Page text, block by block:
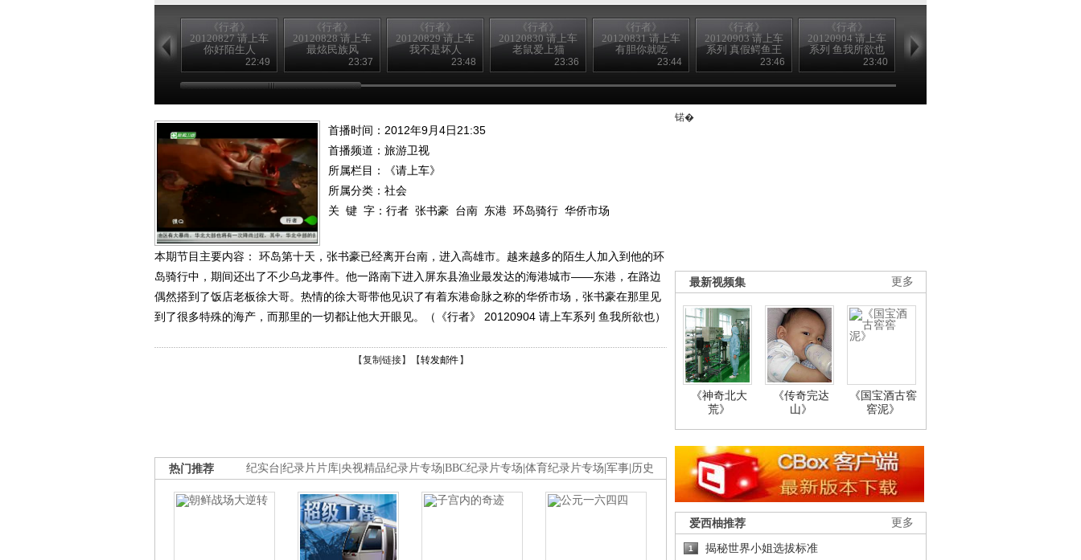
《行者》
20120827 请上车
你好陌生人
22:49
《行者》
20120828 请上车
最炫民族风
23:37
《行者》
20120829 请上车
我不是坏人
23:48
《行者》
20120830 请上车
老鼠爱上猫
23:36
《行者》
20120831 请上车
有胆你就吃
23:44
《行者》
20120903 请上车
系列 真假鳄鱼王
23:46
《行者》
20120904 请上车
系列 鱼我所欲也
23:40
20120905 请上车
系列 东港有三宝
首播时间：2012年9月4日21:35
首播频道： 旅游卫视
所属栏目：
《请上车》
所属分类：社会
关 键 字： 行者 张书豪 台南 东港 环岛骑行 华侨市场
本期节目主要内容： 环岛第十天，张书豪已经离开台南，进入高雄市。越来越多的陌生人加入到他的环
岛骑行中，期间还出了不少乌龙事件。他一路南下进入屏东县渔业最发达的海港城市——东港，在路边
偶然搭到了饭店老板徐大哥。热情的徐大哥带他见识了有着东港命脉之称的华侨市场，张书豪在那里见
到了很多特殊的海产，而那里的一切都让他大开眼见。（《行者》 20120904 请上车系列 鱼我所欲也）
【复制链接】【转发邮件 】
纪实台 纪录片片库 央视精品纪录片专场 BBC纪录片专场 体育纪录片专场 军事 历史
热门推荐
锘�
更多
最新视频集
《神奇北大
荒》
《传奇完达
山》
《国宝酒古窖
窖泥》
更多
爱西柚推荐
1 揭秘世界小姐选拔标准